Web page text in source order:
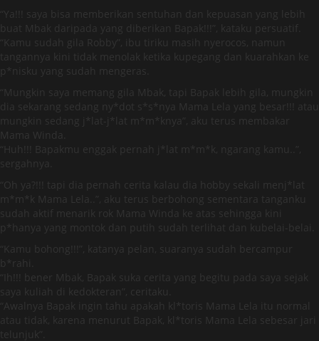
“Ya!!! saya bisa memberikan sentuhan dan kepuasan yang lebih
buat Mbak daripada yang diberikan Bapak!!!”, kataku persuatif.
“Kamu sudah gila Robby”, ibu tiriku masih nyerocos, namun
tangannya kini tidak menolak ketika kupegang dan kuarahkan ke
p*nisku yang sudah mengeras.
“Mungkin saya memang gila Mbak, tapi Bapak lebih gila, mungkin
dia sekarang sedang ny*dot s*s*nya Mama Lela yang besar!!! atau
mungkin sedang j*lat-j*lat m*m*knya”, aku terus membakar
Mama Winda.
“Huh!!! Bapakmu enggak pernah j*lat m*m*k, ngarang kamu..”,
sergahnya.
“Oh ya?!!! tapi dia pernah cerita kalau dia hobby sekali menj*lat
m*m*k Mama Lela..”, aku terus berbohong sementara tanganku
sudah aktif menarik rok Mama Winda ke atas sehingga kini
p*hanya yang montok dan putih sudah terlihat dan kubelai-belai.
“Kamu bohong!!!”, katanya pelan, suaranya sudah bercampur
b*rahi.
“Ih!!! bener Mbak, Bapak suka cerita yang begitu pada saya sejak
saya kuliah di kedokteran”, ceritaku.
“Awalnya Bapak ingin tahu apakah kl*toris Mama Lela itu normal
atau tidak, karena menurut Bapak, kl*toris Mama Lela sebesar jari
telunjuk”.